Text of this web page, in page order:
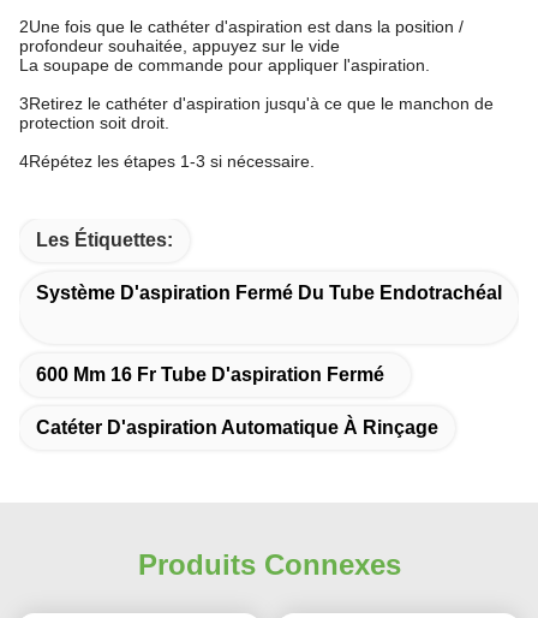
2Une fois que le cathéter d'aspiration est dans la position /
profondeur souhaitée, appuyez sur le vide
La soupape de commande pour appliquer l'aspiration.
3Retirez le cathéter d'aspiration jusqu'à ce que le manchon de
protection soit droit.
4Répétez les étapes 1-3 si nécessaire.
Les Étiquettes:
Système D'aspiration Fermé Du Tube Endotrachéal
600 Mm 16 Fr Tube D'aspiration Fermé
Catéter D'aspiration Automatique À Rinçage
Produits Connexes